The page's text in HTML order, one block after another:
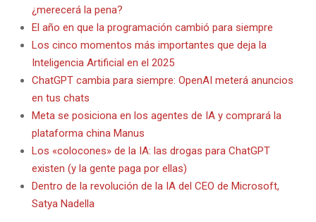
¿merecerá la pena?
El año en que la programación cambió para siempre
Los cinco momentos más importantes que deja la
Inteligencia Artificial en el 2025
ChatGPT cambia para siempre: OpenAI meterá anuncios
en tus chats
Meta se posiciona en los agentes de IA y comprará la
plataforma china Manus
Los «colocones» de la IA: las drogas para ChatGPT
existen (y la gente paga por ellas)
Dentro de la revolución de la IA del CEO de Microsoft,
Satya Nadella